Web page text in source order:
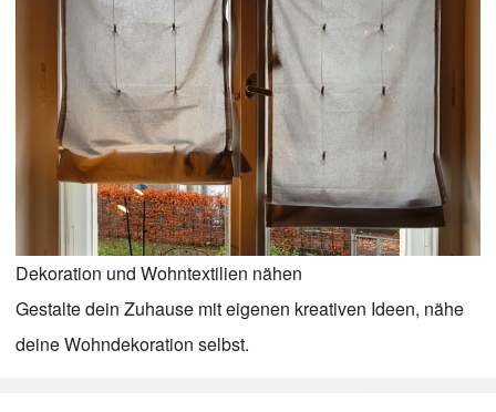
Dekoration und Wohntextilien nähen
Gestalte dein Zuhause mit eigenen kreativen Ideen, nähe
deine Wohndekoration selbst.